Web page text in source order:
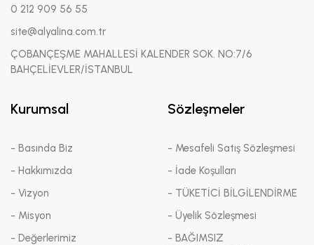
0 212 909 56 55
site@alyalina.com.tr
ÇOBANÇEŞME MAHALLESİ KALENDER SOK. NO:7/6
BAHÇELİEVLER/İSTANBUL
Kurumsal
- Basında Biz
- Hakkımızda
- Vizyon
- Misyon
- Değerlerimiz
Sözleşmeler
- Mesafeli Satış Sözleşmesi
- İade Koşulları
- TÜKETİCİ BİLGİLENDİRME
- Üyelik Sözleşmesi
- BAĞIMSIZ